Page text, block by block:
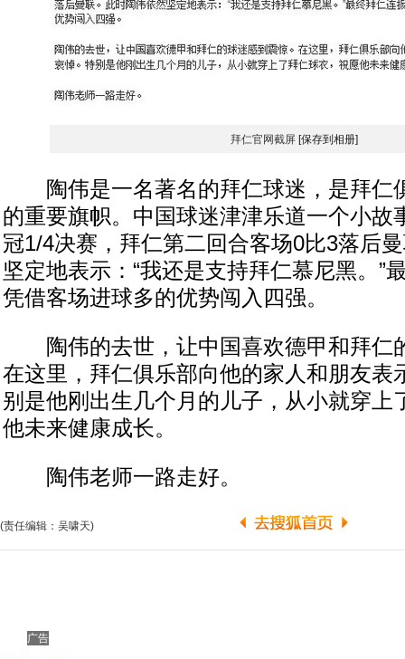
拜仁官网截屏 [保存到相册]
陶伟是一名著名的拜仁球迷，是拜仁
的重要旗帜。中国球迷津津乐道一个小故
冠1/4决赛，拜仁第二回合客场0比3落后
坚定地表示：“我还是支持拜仁慕尼黑。”
凭借客场进球多的优势闯入四强。
陶伟的去世，让中国喜欢德甲和拜仁
在这里，拜仁俱乐部向他的家人和朋友表
别是他刚出生几个月的儿子，从小就穿上
他未来健康成长。
陶伟老师一路走好。
(责任编辑：吴啸天)
广告